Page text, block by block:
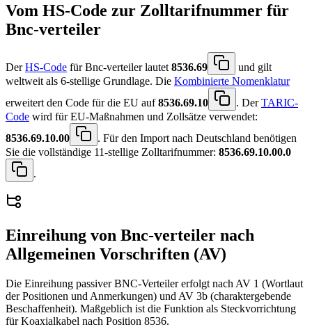
Vom HS-Code zur Zolltarifnummer für
Bnc-verteiler
DerHS-Code für Bnc-verteiler lautet8536.69
und gilt
weltweit als 6-stellige Grundlage. Die Kombinierte Nomenklatur
erweitert den Code für die EU auf8536.69.10 . DerTARIC-
Code wird für EU-Maßnahmen und Zollsätze verwendet:
8536.69.10.00
. Für den Import nach Deutschland benötigen
Sie die vollständige 11-stellige Zolltarifnummer: 8536.69.10.00.0
.
Einreihung von Bnc-verteiler nach
Allgemeinen Vorschriften (AV)
Die Einreihung passiver BNC-Verteiler erfolgt nach AV 1 (Wortlaut
der Positionen und Anmerkungen) und AV 3b (charaktergebende
Beschaffenheit). Maßgeblich ist die Funktion als Steckvorrichtung
für Koaxialkabel nach Position 8536.